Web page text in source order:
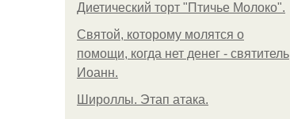
Диетический торт "Птичье Молоко".
Святой, которому молятся о
помощи, когда нет денег - святитель
Иоанн.
Широллы. Этап атака.